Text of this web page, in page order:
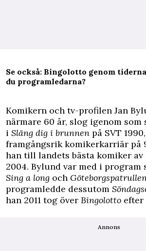
Se också: Bingolotto genom
du programledarna?
Komikern och tv-profilen Jan
närmare 60 år, slog igenom
i Släng dig i brunnen på SVT
framgångsrik komikerkarriär på
han till landets bästa komiker av
2004. Bylund var med i program
Sing a long och
programledde dessutom
han 2011 tog över Bingolotto efter
Annons